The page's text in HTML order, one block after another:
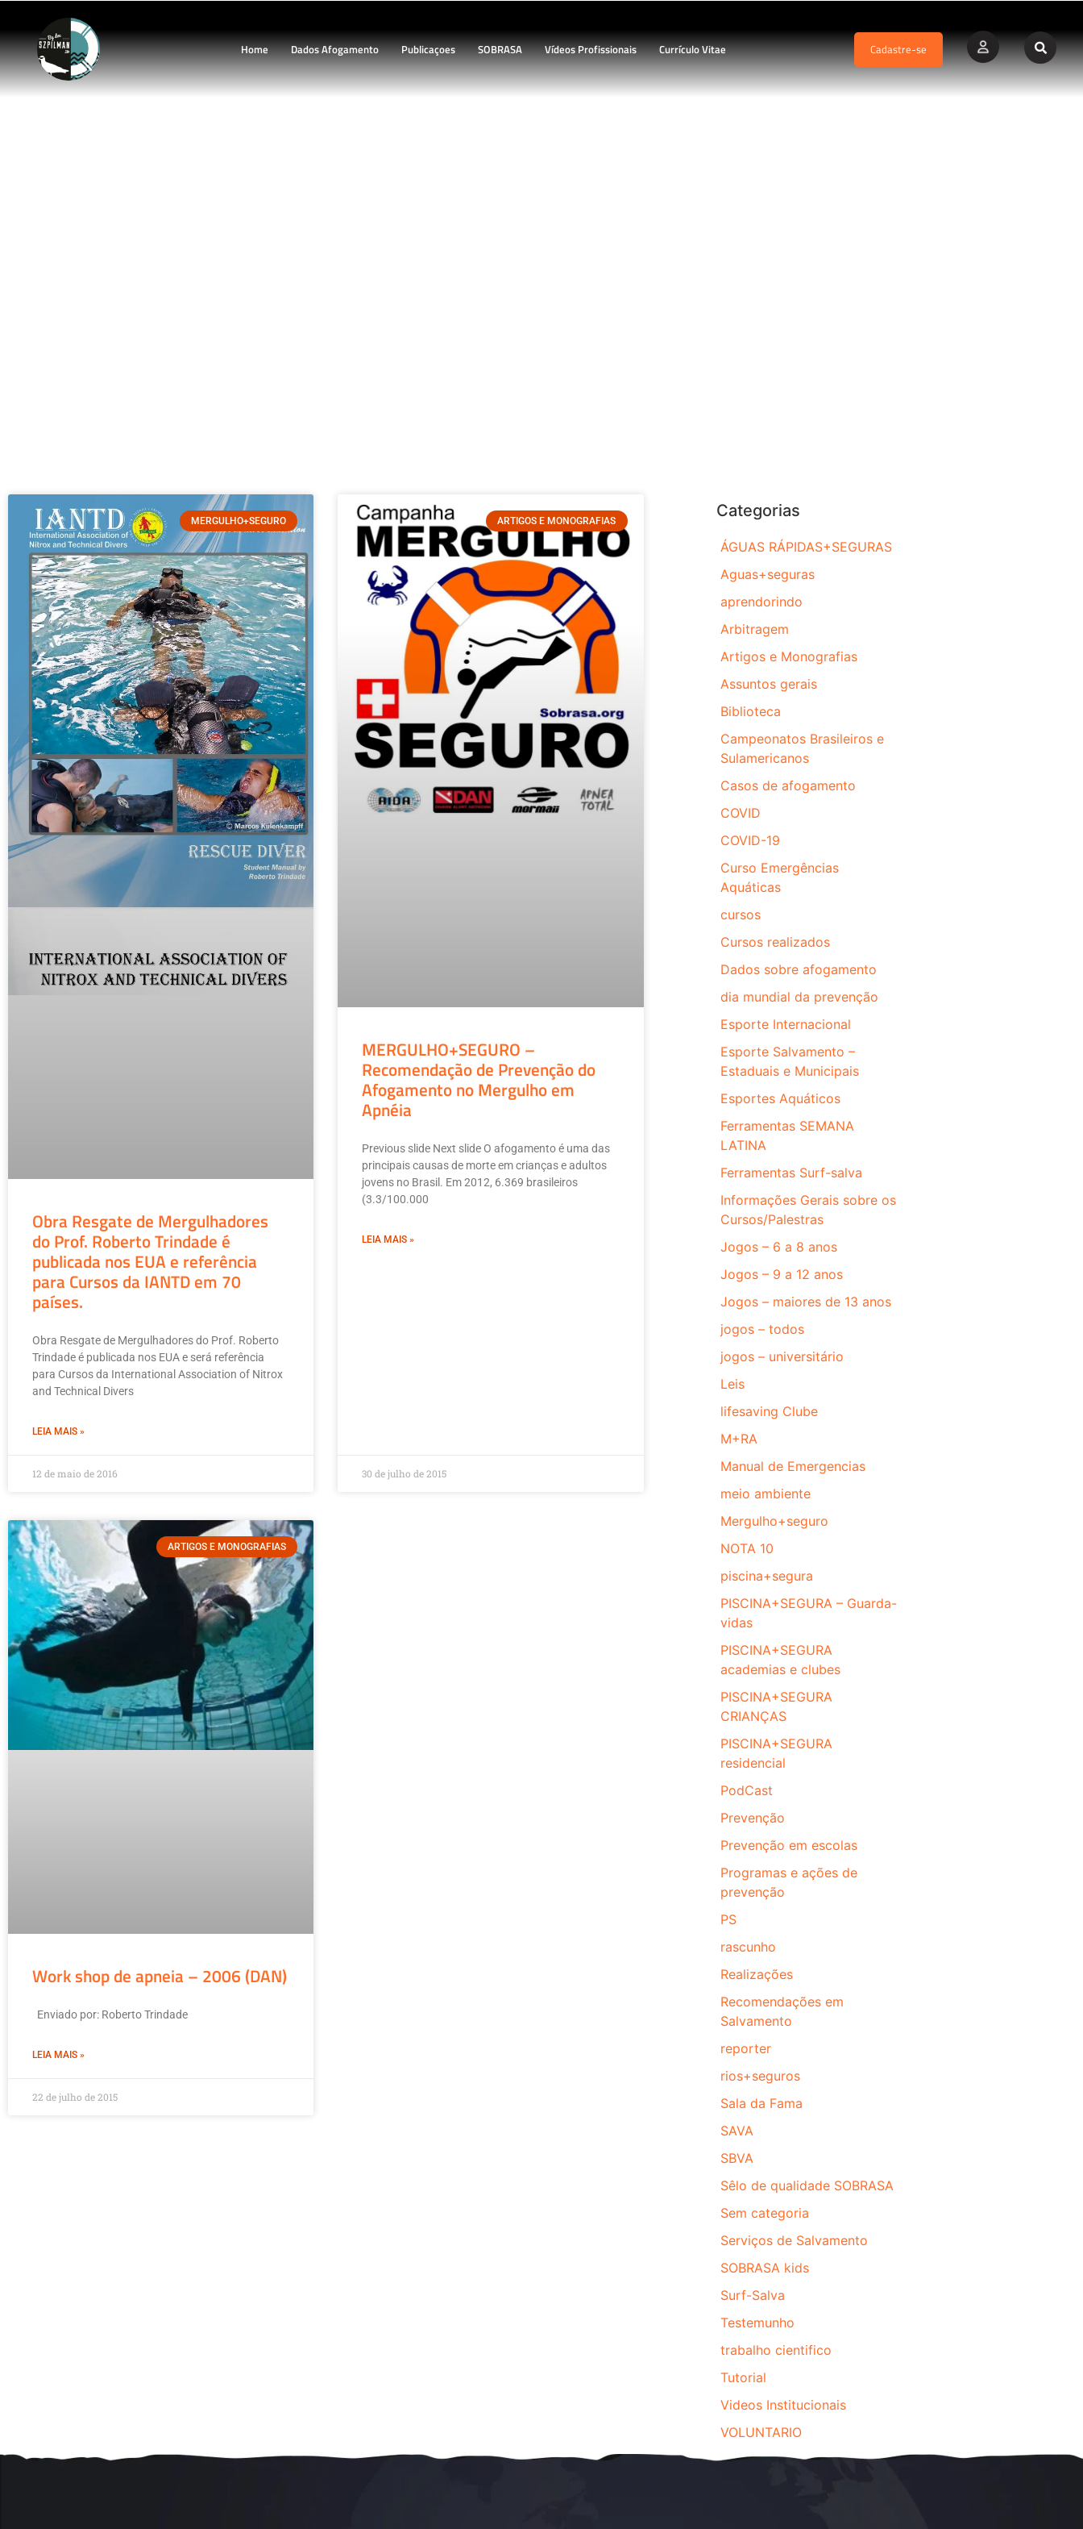
Home Dados Afogamento Publicaçoes SOBRASA Vídeos Profissionais Currículo Vitae Cadastre-se
MERGULHO+SEGURO
Obra Resgate de Mergulhadores
do Prof. Roberto Trindade é
publicada nos EUA e referência
para Cursos da IANTD em 70
países.
Obra Resgate de Mergulhadores do Prof. Roberto
Trindade é publicada nos EUA e será referência
para Cursos da International Association of Nitrox
and Technical Divers
LEIA MAIS »
12 de maio de 2016
ARTIGOS E MONOGRAFIAS
MERGULHO+SEGURO –
Recomendação de Prevenção do
Afogamento no Mergulho em
Apnéia
Previous slide Next slide O afogamento é uma das
principais causas de morte em crianças e adultos
jovens no Brasil. Em 2012, 6.369 brasileiros
(3.3/100.000
LEIA MAIS »
30 de julho de 2015
ARTIGOS E MONOGRAFIAS
Work shop de apneia – 2006 (DAN)
Enviado por: Roberto Trindade
LEIA MAIS »
22 de julho de 2015
Categorias
ÁGUAS RÁPIDAS+SEGURAS
Aguas+seguras
aprendorindo
Arbitragem
Artigos e Monografias
Assuntos gerais
Biblioteca
Campeonatos Brasileiros e
Sulamericanos
Casos de afogamento
COVID
COVID-19
Curso Emergências
Aquáticas
cursos
Cursos realizados
Dados sobre afogamento
dia mundial da prevenção
Esporte Internacional
Esporte Salvamento –
Estaduais e Municipais
Esportes Aquáticos
Ferramentas SEMANA
LATINA
Ferramentas Surf-salva
Informações Gerais sobre os
Cursos/Palestras
Jogos – 6 a 8 anos
Jogos – 9 a 12 anos
Jogos – maiores de 13 anos
jogos – todos
jogos – universitário
Leis
lifesaving Clube
M+RA
Manual de Emergencias
meio ambiente
Mergulho+seguro
NOTA 10
piscina+segura
PISCINA+SEGURA – Guarda-
vidas
PISCINA+SEGURA
academias e clubes
PISCINA+SEGURA
CRIANÇAS
PISCINA+SEGURA
residencial
PodCast
Prevenção
Prevenção em escolas
Programas e ações de
prevenção
PS
rascunho
Realizações
Recomendações em
Salvamento
reporter
rios+seguros
Sala da Fama
SAVA
SBVA
Sêlo de qualidade SOBRASA
Sem categoria
Serviços de Salvamento
SOBRASA kids
Surf-Salva
Testemunho
trabalho cientifico
Tutorial
Videos Institucionais
VOLUNTARIO